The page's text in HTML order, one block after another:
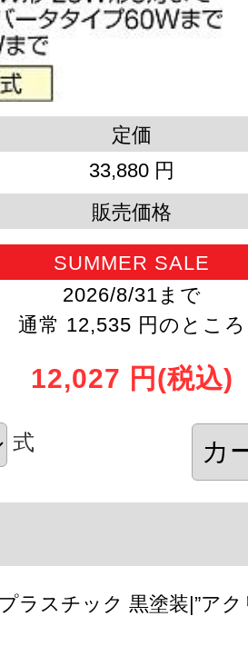
定価
33,880 円
販売価格
SUMMER SALE
2026/8/31まで
通常 12,535 円のところ
12,027 円 (税込)
式
ラスチック 黒塗装|”ア